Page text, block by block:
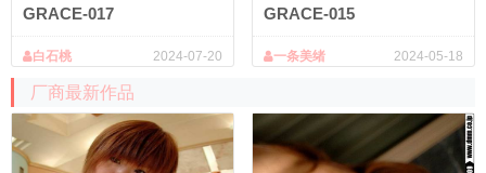
GRACE-017
2024-07-20
白石桃
GRACE-015
2024-05-18
一条美绪
厂商最新作品